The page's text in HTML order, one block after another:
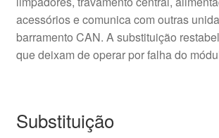
acessórios e comunica com outras
barramento CAN. A substituição
que deixam de operar por falha do
Substituição